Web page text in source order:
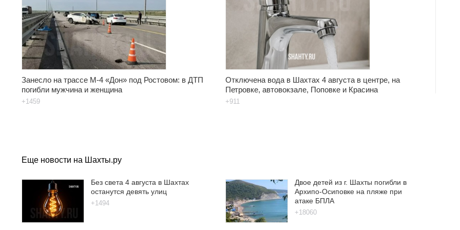
Занесло на трассе М-4 «Дон» под Ростовом: в ДТП
погибли мужчина и женщина
+1459
Отключена вода в Шахтах 4 августа в центре, на
Петровке, автовокзале, Поповке и Красина
+911
Еще новости на Шахты.ру
Без света 4 августа в Шахтах
останутся девять улиц
+1494
Двое детей из г. Шахты погибли в
Архипо-Осиповке на пляже при
атаке БПЛА
+18060